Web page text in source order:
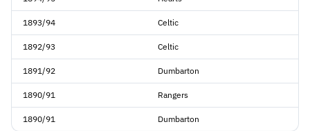
1893/94 Celtic
1892/93 Celtic
1891/92 Dumbarton
1890/91 Rangers
1890/91 Dumbarton